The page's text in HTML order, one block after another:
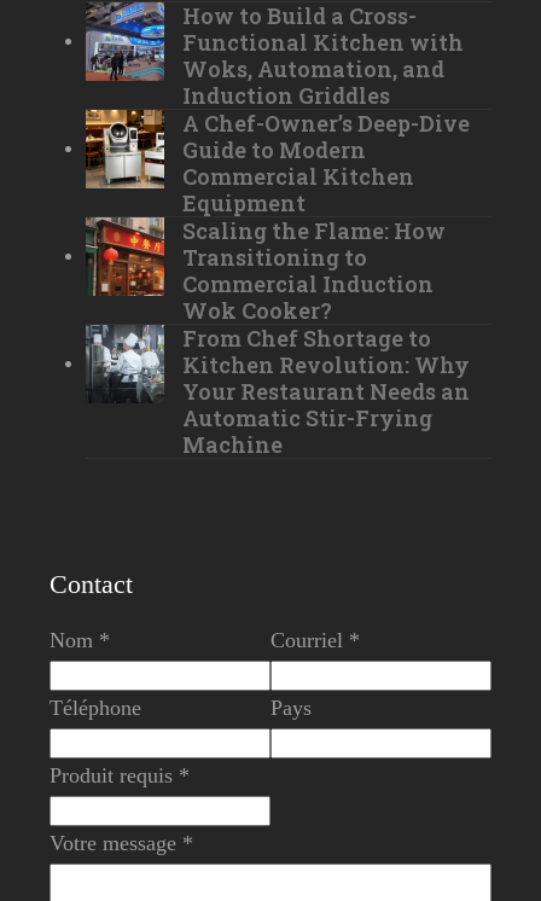
How to Build a Cross-
Functional Kitchen with
Woks, Automation, and
Induction Griddles
A Chef-Owner’s Deep-Dive
Guide to Modern
Commercial Kitchen
Equipment
Scaling the Flame: How
Transitioning to
Commercial Induction
Wok Cooker?
From Chef Shortage to
Kitchen Revolution: Why
Your Restaurant Needs an
Automatic Stir-Frying
Machine
Contact
Nom * Courriel *
Téléphone Pays
Produit requis *
Votre message *